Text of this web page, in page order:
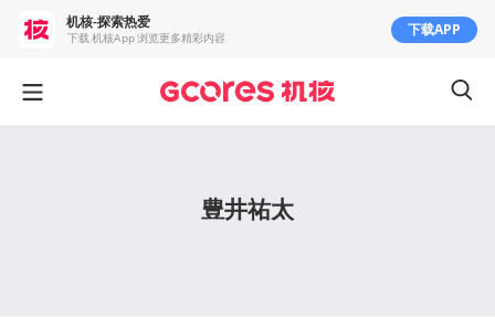
豊井祐太
机核-探索热爱
下载 机核App 浏览更多精彩内容 下载APP